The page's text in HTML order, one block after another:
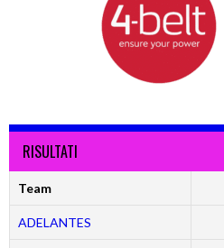
RISULTATI
Team
ADELANTES